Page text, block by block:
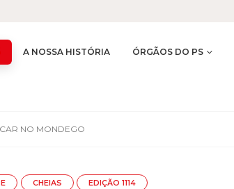
A NOSSA HISTÓRIA ÓRGÃOS DO PS
NO MONDEGO
CHEIAS EDIÇÃO 1114